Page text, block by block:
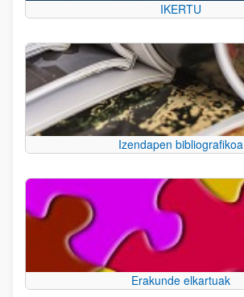
IKERTU
Izendapen bibliografikoa
Erakunde elkartuak